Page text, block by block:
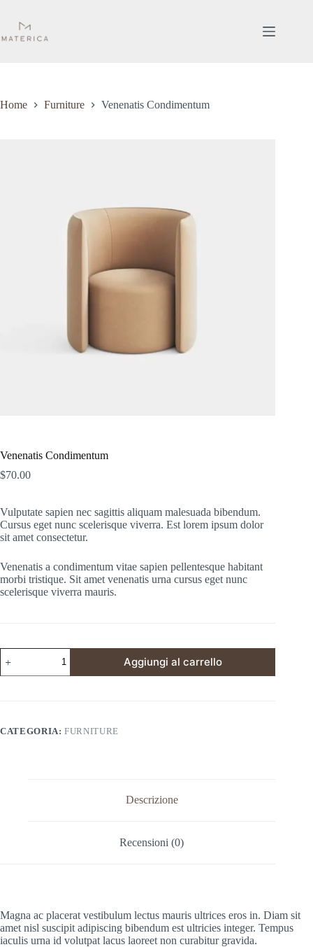
contenuto
Home Furniture Venenatis Condimentum
Venenatis Condimentum
$70.00
Vulputate sapien nec sagittis aliquam malesuada bibendum.
Cursus eget nunc scelerisque viverra. Est lorem ipsum dolor
sit amet consectetur.
Venenatis a condimentum vitae sapien pellentesque habitant
morbi tristique. Sit amet venenatis urna cursus eget nunc
scelerisque viverra mauris.
Venenatis
Condimentum
quantità
Aggiungi al carrello
CATEGORIA:FURNITURE
Descrizione
Recensioni (0)
Magna ac placerat vestibulum lectus mauris ultrices eros in. Diam sit
amet nisl suscipit adipiscing bibendum est ultricies integer. Tempus
iaculis urna id volutpat lacus laoreet non curabitur gravida.